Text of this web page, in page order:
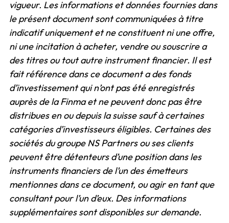
vigueur. Les informations et données fournies dans
le présent document sont communiquées à titre
indicatif uniquement et ne constituent ni une offre,
ni une incitation à acheter, vendre ou souscrire a
des titres ou tout autre instrument financier. Il est
fait référence dans ce document a des fonds
d’investissement qui n’ont pas été enregistrés
auprès de la Finma et ne peuvent donc pas être
distribues en ou depuis la suisse sauf à certaines
catégories d’investisseurs éligibles. Certaines des
sociétés du groupe NS Partners ou ses clients
peuvent être détenteurs d’une position dans les
instruments financiers de l’un des émetteurs
mentionnes dans ce document, ou agir en tant que
consultant pour l’un d’eux. Des informations
supplémentaires sont disponibles sur demande.